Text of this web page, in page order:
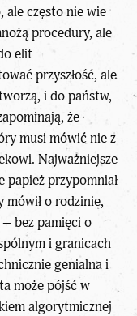
ale często nie wie
procedury, ale
elit
przyszłość, ale
i do państw,
że
musi mówić nie z
Najważniejsze
przypomniał
mówił o rodzinie,
– bez pamięci o
i granicach
genialna i
może pójść w
algorytmicznej